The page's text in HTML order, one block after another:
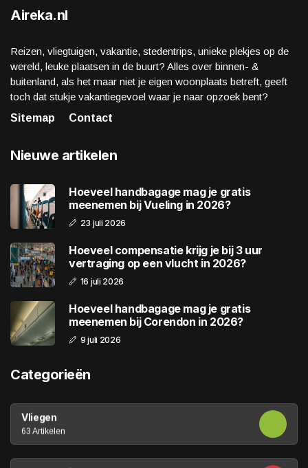
Aireka.nl
Reizen, vliegtuigen, vakantie, stedentrips, unieke plekjes op de
wereld, leuke plaatsen in de buurt? Alles over binnen- &
buitenland, als het maar niet je eigen woonplaats betreft, geeft
toch dat stukje vakantiegevoel waar je naar opzoek bent?
Sitemap
Contact
Nieuwe artikelen
Hoeveel handbagage mag je gratis
meenemen bij Vueling in 2026?
23 juli 2026
Hoeveel compensatie krijg je bij 3 uur
vertraging op een vlucht in 2026?
16 juli 2026
Hoeveel handbagage mag je gratis
meenemen bij Corendon in 2026?
9 juli 2026
Categorieën
Vliegen
63 Artikelen